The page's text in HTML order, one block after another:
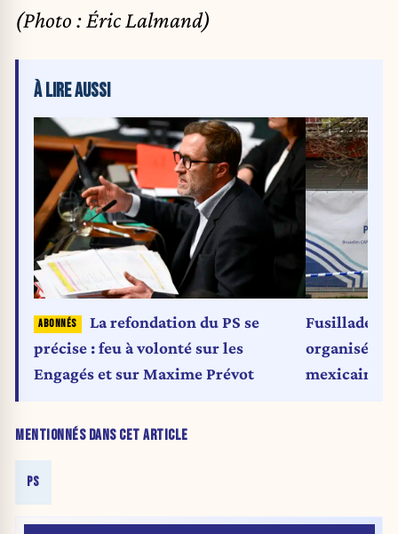
(Photo : Éric Lalmand)
MENTIONNÉS DANS CET ARTICLE
PS
À LIRE AUSSI
La refondation du PS se
précise : feu à volonté sur les
Engagés et sur Maxime Prévot
Fusillades
organisés
mexicaine